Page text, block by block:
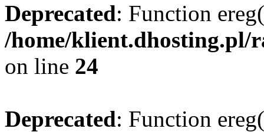
Deprecated: Function
/home/klient.dhosting.pl/
on line 24
Deprecated: Function